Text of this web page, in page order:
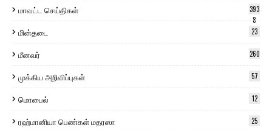
மாவட்ட செய்திகள்
393
8
மின்தடை 23
மீனவர் 260
முக்கிய அறிவிப்புகள் 57
மொபைல் 12
ரஹ்மானியா பெண்கள் மதரஸா 25